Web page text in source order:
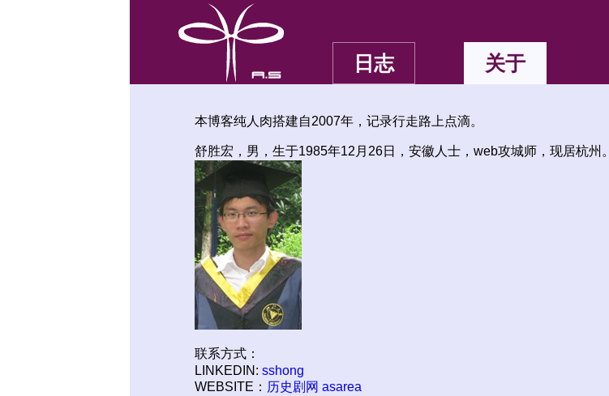
日志 关于
本博客纯人肉搭建自2007年，记录行走路上点滴。
舒胜宏，男，生于1985年12月26日，安徽人士，web攻城师，现居杭州。
联系方式：
LINKEDIN: sshong
WEBSITE： 历史剧网 asarea